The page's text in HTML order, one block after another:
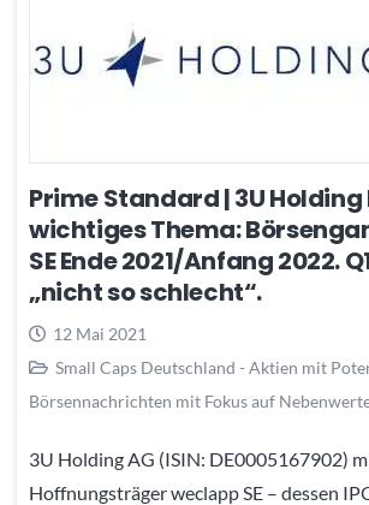
Prime Standard | 3U
wichtiges Thema:
SE Ende 2021/Anfang 2022.
„nicht so schlecht“.
12 Mai 2021
Small Caps Deutschland - Aktien mit
Börsennachrichten mit Fokus auf
3U Holding AG (ISIN: DE0005167902)
Hoffnungsträger weclapp SE – dessen